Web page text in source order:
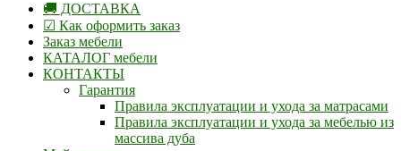
🚚 ДОСТАВКА
☑ Как оформить заказ
Заказ мебели
КАТАЛОГ мебели
КОНТАКТЫ
Гарантия
Правила эксплуатации и ухода за матрасами
Правила эксплуатации и ухода за мебелью из
массива дуба